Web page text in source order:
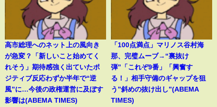
高市総理へのネット上の風向き
が急変？「新しいこと始めてく
れそう」期待感強く出ていたポ
ジティブ反応わずか半年で“逆
風”に…今後の政権運営に及ぼす
影響は(ABEMA TIMES)
「100点満点」マリノス谷村海
那、完璧ムーブ→“裏抜け
弾”「これぞ9番」「興奮す
る！」相手守備のギャップを狙
う”斜めの抜け出し”(ABEMA
TIMES)